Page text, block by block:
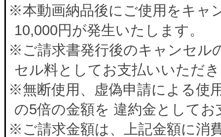
※本動画納品後にご使用をキャ
10,000円が発生いたします。
※ご請求書発行後のキャンセル
セル料としてお支払いいただ
※無断使用、虚偽申請による使
の5倍の金額を 違約金として
※ご請求金額は、上記金額に消